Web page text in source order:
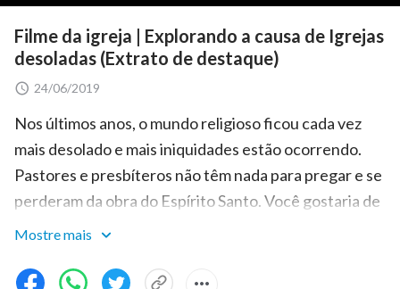
Filme da igreja | Explorando a causa de Igrejas
desoladas (Extrato de destaque)
24/06/2019
Nos últimos anos, o mundo religioso ficou cada vez
mais desolado e mais iniquidades estão ocorrendo.
Pastores e presbíteros não têm nada para pregar e se
perderam da obra do Espírito Santo. Você gostaria de
saber a causa da desolação do mundo religioso?
passos do Cordeiro? Então assista a este clipe!
Mostre mais